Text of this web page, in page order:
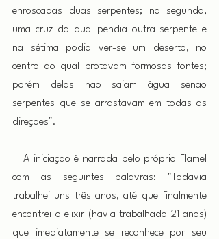
enroscadas duas serpentes; na segunda,
uma cruz da qual pendia outra serpente e
na sétima podia ver-se um deserto, no
centro do qual brotavam formosas fontes;
porém delas não saiam água senão
serpentes que se arrastavam em todas as
direções".
A iniciação é narrada pelo próprio Flamel
com as seguintes palavras: "Todavia
trabalhei uns três anos, até que finalmente
encontrei o elixir (havia trabalhado 21 anos)
que imediatamente se reconhece por seu